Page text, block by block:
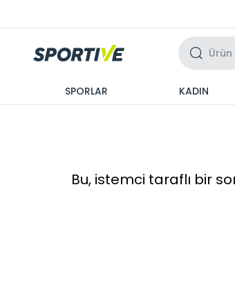
SPORLAR KADIN
Bu, istemci taraflı bir